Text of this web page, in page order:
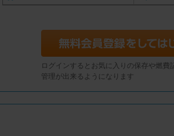
ログインするとお気に入りの保存や燃費
管理が出来るようになります